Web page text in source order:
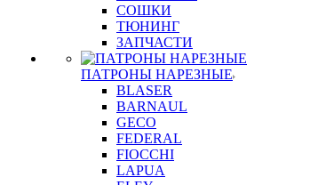
СОШКИ
ТЮНИНГ
ЗАПЧАСТИ
ПАТРОНЫ НАРЕЗНЫЕ
BLASER
BARNAUL
GEСO
FEDERAL
FIOCCHI
LAPUA